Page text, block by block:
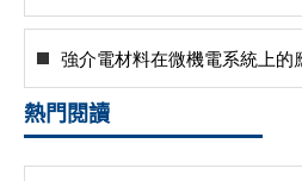
強介電材料在微機電系統上的
熱門閱讀